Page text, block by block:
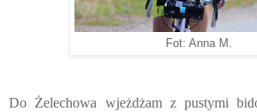
Fot: Anna M.
Do Żelechowa wjeżdżam z pustymi